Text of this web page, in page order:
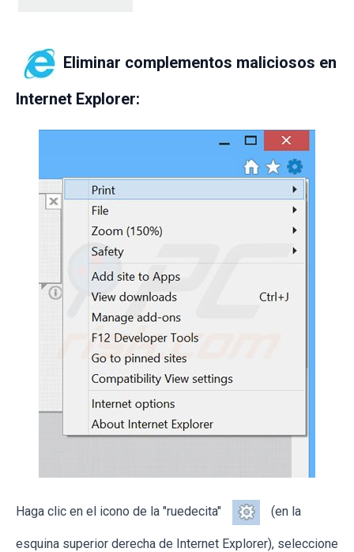
Eliminar complementos maliciosos en
Internet Explorer:
Haga clic en el icono de la "ruedecita" (en la
esquina superior derecha de Internet Explorer), seleccione